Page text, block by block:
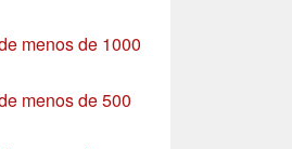
menos de 1000
menos de 500